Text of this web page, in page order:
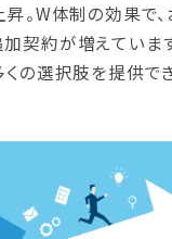
。W体制の効果で
契約が増えていま
くの選択肢を提供で